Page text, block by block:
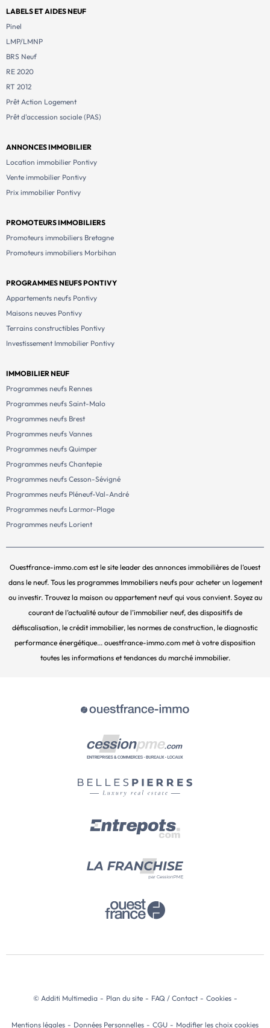
LABELS ET AIDES NEUF
Pinel
LMP/LMNP
BRS Neuf
RE 2020
RT 2012
Prêt Action Logement
Prêt d'accession sociale (PAS)
ANNONCES IMMOBILIER
Location immobilier Pontivy
Vente immobilier Pontivy
Prix immobilier Pontivy
PROMOTEURS IMMOBILIERS
Promoteurs immobiliers Bretagne
Promoteurs immobiliers Morbihan
PROGRAMMES NEUFS PONTIVY
Appartements neufs Pontivy
Maisons neuves Pontivy
Terrains constructibles Pontivy
Investissement Immobilier Pontivy
IMMOBILIER NEUF
Programmes neufs Rennes
Programmes neufs Saint-Malo
Programmes neufs Brest
Programmes neufs Vannes
Programmes neufs Quimper
Programmes neufs Chantepie
Programmes neufs Cesson-Sévigné
Programmes neufs Pléneuf-Val-André
Programmes neufs Larmor-Plage
Programmes neufs Lorient
Ouestfrance-immo.com est le site leader des annonces immobilières de l’ouest
dans le neuf. Tous les programmes Immobiliers neufs pour acheter un logement
ou investir. Trouvez la maison ou appartement neuf qui vous convient. Soyez au
courant de l’actualité autour de l’immobilier neuf, des dispositifs de
défiscalisation, le crédit immobilier, les normes de construction, le diagnostic
performance énergétique... ouestfrance-immo.com met à votre disposition
toutes les informations et tendances du marché immobilier.
© Additi Multimedia - Plan du site - FAQ / Contact - Cookies -
Mentions légales - Données Personnelles - CGU - Modifier les choix cookies